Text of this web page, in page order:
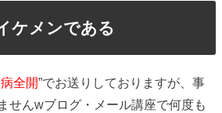
ケメンである
全開”でお送りしておりますが、事
せんwブログ・メール講座で何度も